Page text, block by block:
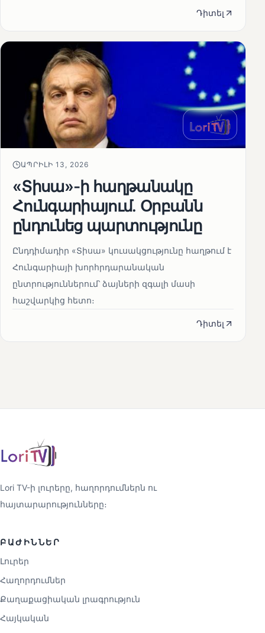
Դիտել
ԱՊՐԻԼԻ 13, 2026
«Տիսա»-ի հաղթանակը
Հունգարիայում․ Օրբանն
ընդունեց պարտությունը
Ընդդիմադիր «Տիսա» կուսակցությունը հաղթում է
Հունգարիայի խորհրդարանական
ընտրություններում՝ ձայների զգալի մասի
հաշվարկից հետո։
Դիտել
Lori TV-ի լուրերը, հաղորդումներն ու
հայտարարությունները։
ԲԱԺԻՆՆԵՐ
Լուրեր
Հաղորդումներ
Քաղաքացիական լրագրություն
Հայկական